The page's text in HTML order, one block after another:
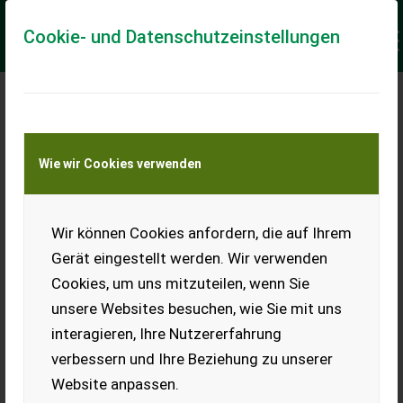
Cookie- und Datenschutzeinstellungen
Wie wir Cookies verwenden
Wir können Cookies anfordern, die auf Ihrem
Gerät eingestellt werden. Wir verwenden
Cookies, um uns mitzuteilen, wenn Sie
unsere Websites besuchen, wie Sie mit uns
interagieren, Ihre Nutzererfahrung
verbessern und Ihre Beziehung zu unserer
Website anpassen.
Meine Transportkostenanfrage
Transport von Land- und Baumaschinen –
KEINE Tiertransporte
Ladeort
Ort